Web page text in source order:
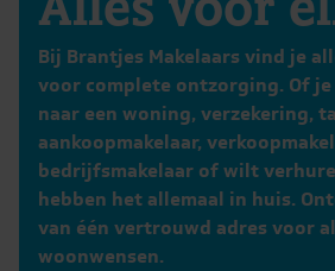
Bij Brantjes Makelaars vind je
voor complete ontzorging. Of
naar een woning, verzekering,
aankoopmakelaar,
bedrijfsmakelaar of wilt
hebben het allemaal in huis.
van één vertrouwd adres voor
woonwensen.